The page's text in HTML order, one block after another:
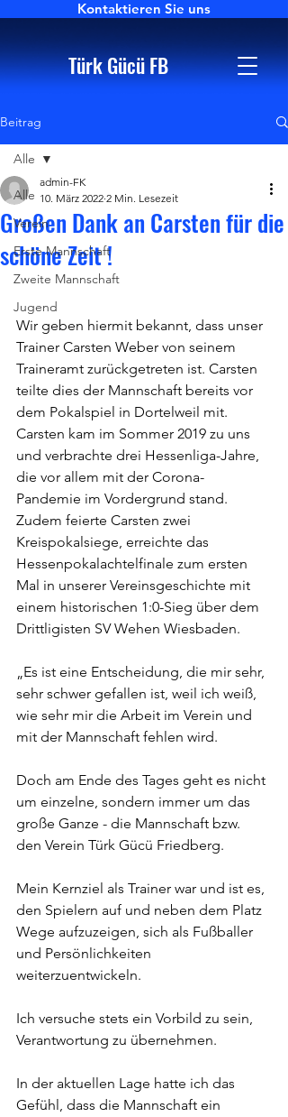
Türk Gücü FB
Kontaktieren Sie uns
Beitrag
Alle
Verein
Erste Mannschaft
Zweite Mannschaft
Jugend
Alle
Großen Dank an Carsten für die
schöne Zeit !
admin-FK
10. März 2022 2 Min. Lesezeit
Wir geben hiermit bekannt, dass unser
Trainer Carsten Weber von seinem
Traineramt zurückgetreten ist. Carsten
teilte dies der Mannschaft bereits vor
dem Pokalspiel in Dortelweil mit.
Carsten kam im Sommer 2019 zu uns
und verbrachte drei Hessenliga-Jahre,
die vor allem mit der Corona-
Pandemie im Vordergrund stand.
Zudem feierte Carsten zwei
Kreispokalsiege, erreichte das
Hessenpokalachtelfinale zum ersten
Mal in unserer Vereinsgeschichte mit
einem historischen 1:0-Sieg über dem
Drittligisten SV Wehen Wiesbaden.
„Es ist eine Entscheidung, die mir sehr,
sehr schwer gefallen ist, weil ich weiß,
wie sehr mir die Arbeit im Verein und
mit der Mannschaft fehlen wird.
Doch am Ende des Tages geht es nicht
um einzelne, sondern immer um das
große Ganze - die Mannschaft bzw.
den Verein Türk Gücü Friedberg.
Mein Kernziel als Trainer war und ist es,
den Spielern auf und neben dem Platz
Wege aufzuzeigen, sich als Fußballer
und Persönlichkeiten
weiterzuentwickeln.
Ich versuche stets ein Vorbild zu sein,
Verantwortung zu übernehmen.
In der aktuellen Lage hatte ich das
Gefühl, dass die Mannschaft ein